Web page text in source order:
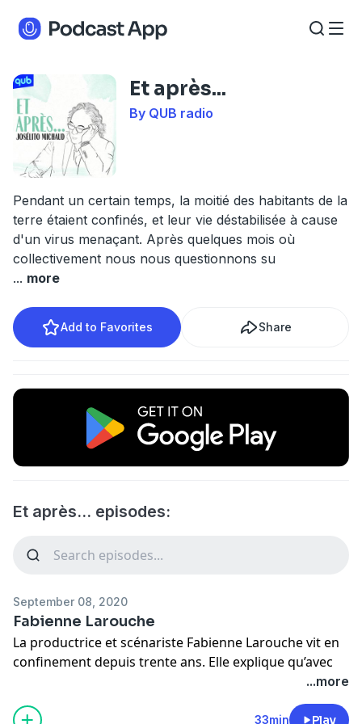
Et après...
By QUB radio
Pendant un certain temps, la moitié des habitants de la
terre étaient confinés, et leur vie déstabilisée à cause
d'un virus menaçant. Après quelques mois où
collectivement nous nous questionnons su
... more
Add to Favorites Share
Et après... episodes:
September 08, 2020
Fabienne Larouche
La productrice et scénariste Fabienne Larouche vit en
confinement depuis trente ans. Elle explique qu’avec
son métier d'auteure, le télétravail était déjà son
quotidien. Elle offre un regard lucide et réaliste sur la
situation: la crise ne changera pas le sort du monde.
...more
33min Play